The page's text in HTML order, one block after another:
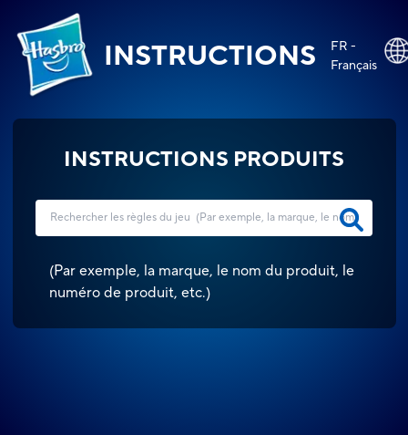
INSTRUCTIONS
FR -
Français
INSTRUCTIONS PRODUITS
(Par exemple, la marque, le nom du produit, le
numéro de produit, etc.)